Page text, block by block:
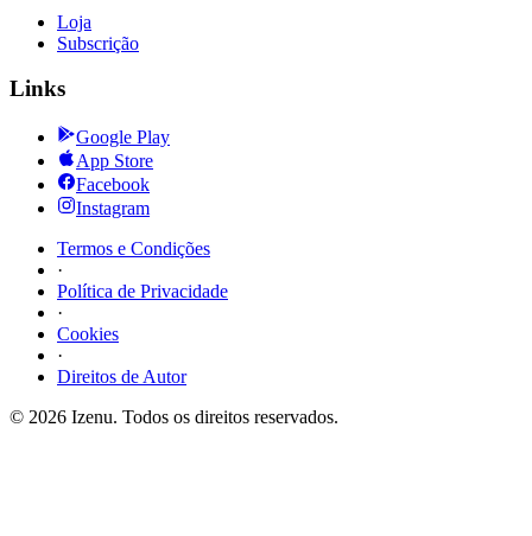
Loja
Subscrição
Links
Google Play
App Store
Facebook
Instagram
Termos e Condições
·
Política de Privacidade
·
Cookies
·
Direitos de Autor
© 2026 Izenu. Todos os direitos reservados.